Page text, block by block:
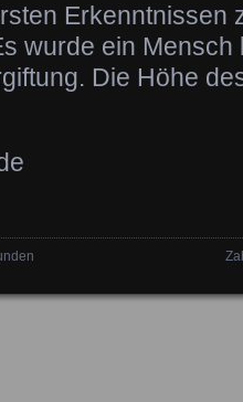
Erkenntnissen
wurde ein
Die Höhe